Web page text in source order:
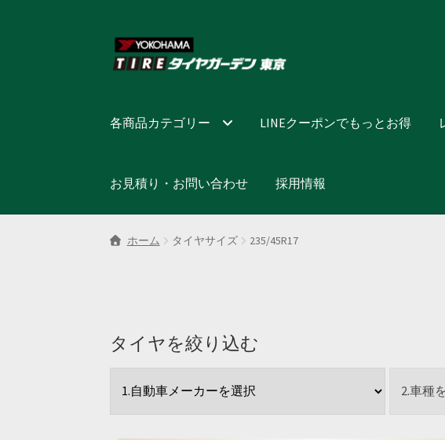
ナ
ビ
シ
へ
キ
ッ
コ
ン
ツ
キ
プ
各商品カテゴリー LINEクーポンでもっとお得
お見積り・お問い合わせ 採用情報
ホーム タイヤサイズ 235/45R17
タイヤを絞り込む